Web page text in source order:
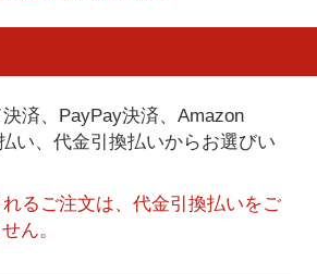
済、PayPay決済、Amazon
い、代金引換払いからお選びい
るご注文は、代金引換払いをご
ん。